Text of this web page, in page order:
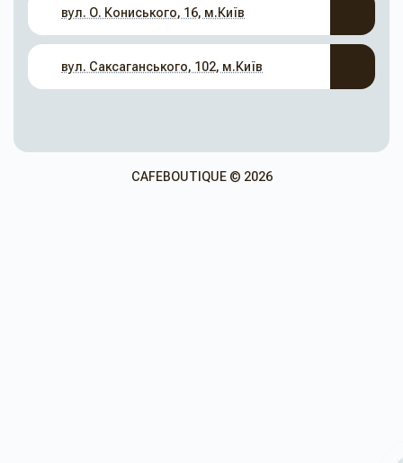
вул. О. Кониського, 16, м.Київ
вул. Саксаганського, 102, м.Київ
CAFEBOUTIQUE © 2026